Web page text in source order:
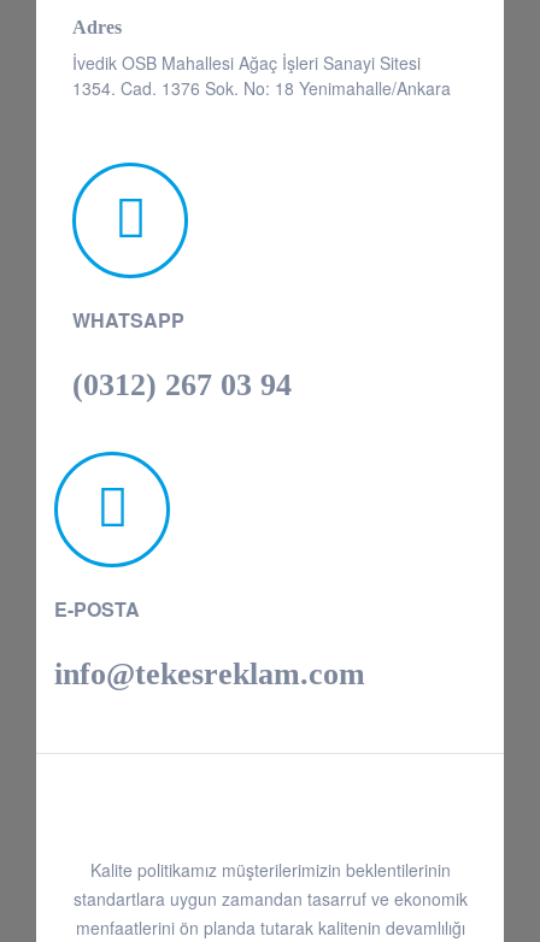
Adres
İvedik OSB Mahallesi Ağaç İşleri Sanayi Sitesi
1354. Cad. 1376 Sok. No: 18 Yenimahalle/Ankara
WHATSAPP
(0312) 267 03 94
E-POSTA
info@tekesreklam.com
Kalite politikamız müşterilerimizin beklentilerinin
standartlara uygun zamandan tasarruf ve ekonomik
menfaatlerini ön planda tutarak kalitenin devamlılığı